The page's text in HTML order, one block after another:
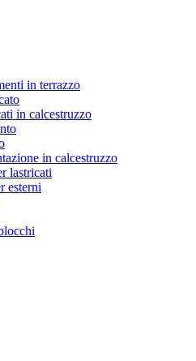
in terrazzo
in calcestruzzo
in calcestruzzo
lastricati
esterni